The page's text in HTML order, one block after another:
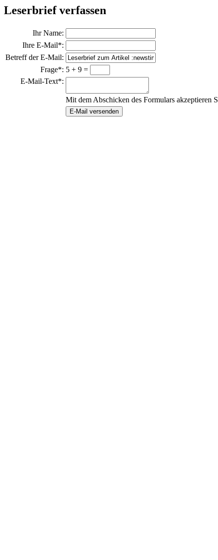
Leserbrief verfassen
Ihr Name:
Ihre E-Mail*:
Betreff der E-Mail:
Frage*: 5 + 9 =
E-Mail-Text*:
Mit dem Abschicken des Formulars akzeptieren
E-Mail versenden